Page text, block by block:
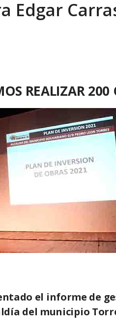
Ángel León R AGOSTO 8, 2026
Edgar
REALIZAR 200
el informe de
del municipio